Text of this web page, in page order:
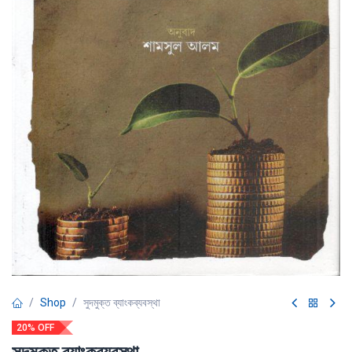
Shop সুদমুক্ত ব্যাংকব্যবস্থা
20% OFF